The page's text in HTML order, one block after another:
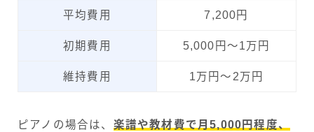
平均費用 7,200円
初期費用 5,000円〜1万円
維持費用 1万円〜2万円
ピアノの場合は、 楽譜や教材費で月5,000円程度、